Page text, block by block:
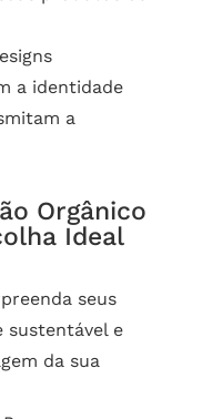
a identidade
a
Orgânico
Ideal
seus
sustentável e
da sua